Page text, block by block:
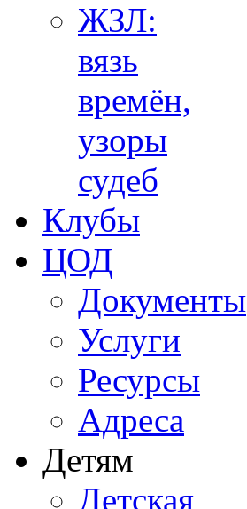
ЖЗЛ:
вязь
времён,
узоры
судеб
Клубы
ЦОД
Документы
Услуги
Ресурсы
Адреса
Детям
Детская